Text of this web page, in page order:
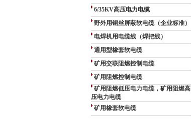
6/35KV高压电力电缆
野外用铜丝屏蔽软电缆（企业标准）
电焊机用电缆线（焊把线）
通用型橡套软电缆
矿用交联阻燃控制电缆
矿用阻燃控制电缆
矿用阻燃低压电力电缆，矿用阻燃高
压电力电缆
矿用橡套软电缆